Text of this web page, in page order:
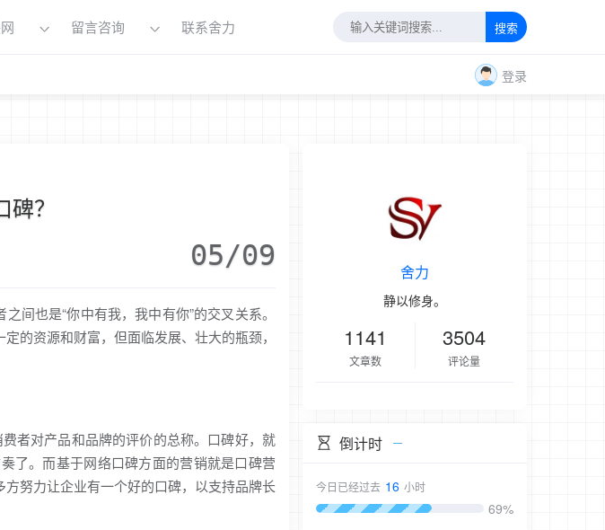
留言咨询 联系舍力 搜索
登录
？
05/09
间也是“你中有我，我中有你”的交叉关系。
的资源和财富，但面临发展、壮大的瓶颈，
者对产品和品牌的评价的总称。口碑好，就
了。而基于网络口碑方面的营销就是口碑营
努力让企业有一个好的口碑，以支持品牌长
舍力
静以修身。
1141
文章数
3504
评论量
倒计时
今日已经过去 16 小时
69%